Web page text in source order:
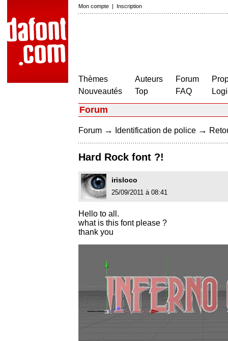
Mon compte | Inscription
Thèmes
Nouveautés
Auteurs
Top
Forum
FAQ
Forum
Forum → Identification de police →
Hard Rock font ?!
irisloco
25/09/2011 à 08:41
Hello to all.
what is this font please ?
thank you